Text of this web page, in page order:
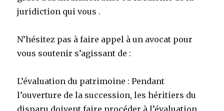
juridiction qui vous .
N’hésitez pas à faire appel à un avocat pour
vous soutenir s’agissant de :
L’évaluation du patrimoine : Pendant
l’ouverture de la succession, les héritiers du
disparu doivent faire procéder à l’évaluation